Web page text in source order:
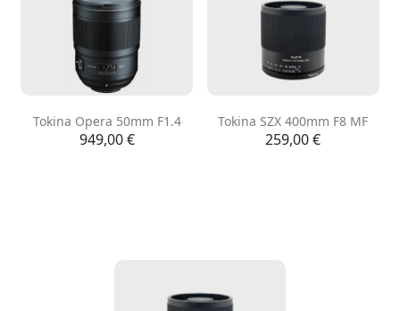
Tokina Opera 50mm F1.4
Precio
949,00 €
Tokina SZX 400mm F8 MF
Precio
259,00 €